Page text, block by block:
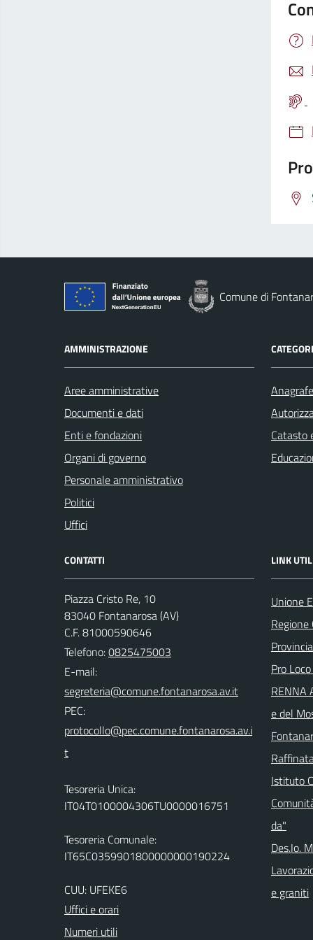
Comune di
AMMINISTRAZIONE
Aree amministrative
Documenti e dati
Enti e fondazioni
Organi di governo
Personale amministrativo
Politici
Uffici
Catasto
CONTATTI
Piazza Cristo Re, 10
83040 Fontanarosa (AV)
C.F. 81000590646
Telefono:0825475003
E-mail:
PEC:
Tesoreria Unica:
IT04T0100004306TU0000016751
Tesoreria Comunale:
IT65C0359901800000000190224
CUU: UFEKE6
Uffici e orari
Numeri utili
LINK
Unione
Regione
Pro
RENNA
e del
Istituto
da"
Des.Io.
e graniti